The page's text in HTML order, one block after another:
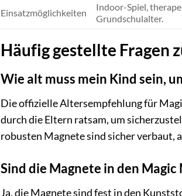
Einsatzmöglichkeiten
Indoor-Spiel,
Grundschulalter.
Häufig gestellte Fragen
Wie alt muss mein Kind sein,
Die offizielle Altersempfehlung für
durch die Eltern ratsam, um
robusten Magnete sind sicher verbaut,
Sind die Magnete in den Magic
Ja, die Magnete sind fest in den